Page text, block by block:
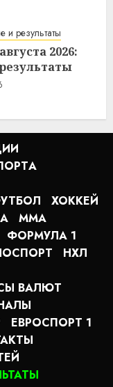
и результаты
2026:
ХОККЕЙ
MMA
ФОРМУЛА 1
НХЛ
ВАЛЮТ
ЕВРОСПОРТ 1